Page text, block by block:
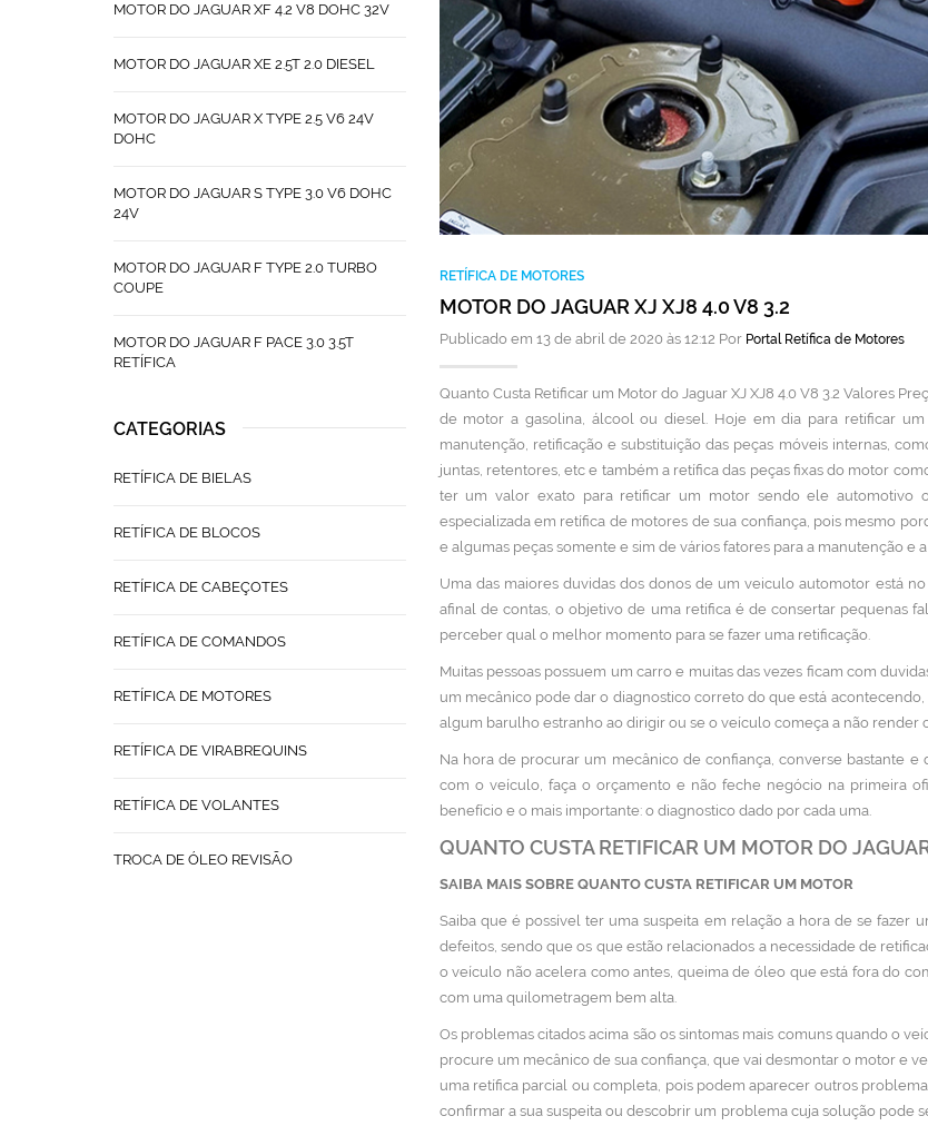
RETÍFICA DE MOTORES
MOTOR DO JAGUAR XJ XJ8 4.0 V8 3.2
Publicado em 13 de abril de 2020 às 12:12 Por Portal Retífica de Motores
Quanto Custa Retificar um Motor do Jaguar XJ XJ8 4.0 V8 3.2 Valores
de motor a gasolina, álcool ou diesel. Hoje em dia para retificar
manutenção, retificação e substituição das peças móveis internas,
juntas, retentores, etc e também a retífica das peças fixas do motor
ter um valor exato para retificar um motor sendo ele
especializada em retífica de motores de sua confiança, pois mesmo
e algumas peças somente e sim de vários fatores para a manutenção e
Uma das maiores duvidas dos donos de um veiculo automotor está
afinal de contas, o objetivo de uma retifica é de consertar pequenas
perceber qual o melhor momento para se fazer uma retificação.
Muitas pessoas possuem um carro e muitas das vezes ficam com
um mecânico pode dar o diagnostico correto do que está
algum barulho estranho ao dirigir ou se o veículo começa a não render
Na hora de procurar um mecânico de confiança, converse bastante
com o veículo, faça o orçamento e não feche negócio na primeira
benefício e o mais importante: o diagnostico dado por cada uma.
QUANTO CUSTA RETIFICAR UM MOTOR DO
SAIBA MAIS SOBRE QUANTO CUSTA RETIFICAR UM MOTOR
Saiba que é possível ter uma suspeita em relação a hora de se fazer
defeitos, sendo que os que estão relacionados a necessidade de
o veículo não acelera como antes, queima de óleo que está fora do
com uma quilometragem bem alta.
Os problemas citados acima são os sintomas mais comuns quando o
procure um mecânico de sua confiança, que vai desmontar o motor e
uma retífica parcial ou completa, pois podem aparecer outros
confirmar a sua suspeita ou descobrir um problema cuja solução pode
MOTOR DO JAGUAR XF 4.2 V8 DOHC 32V
MOTOR DO JAGUAR XE 2.5T 2.0 DIESEL
MOTOR DO JAGUAR X TYPE 2.5 V6 24V
DOHC
MOTOR DO JAGUAR S TYPE 3.0 V6 DOHC
24V
MOTOR DO JAGUAR F TYPE 2.0 TURBO
COUPE
MOTOR DO JAGUAR F PACE 3.0 3.5T
RETÍFICA
CATEGORIAS
RETÍFICA DE BIELAS
RETÍFICA DE BLOCOS
RETÍFICA DE CABEÇOTES
RETÍFICA DE COMANDOS
RETÍFICA DE MOTORES
RETÍFICA DE VIRABREQUINS
RETÍFICA DE VOLANTES
TROCA DE ÓLEO REVISÃO